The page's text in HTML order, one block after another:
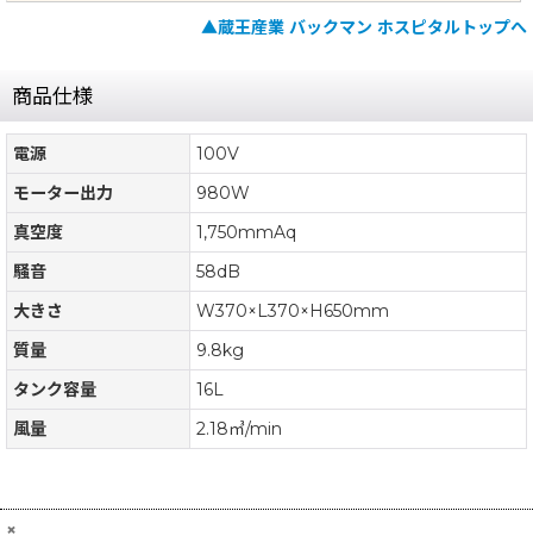
▲蔵王産業 バックマン ホスピタルトップへ
商品仕様
電源
100V
モーター出力
980W
真空度
1,750mmAq
騒音
58dB
大きさ
W370×L370×H650mm
質量
9.8kg
タンク容量
16L
風量
2.18㎥/min
×